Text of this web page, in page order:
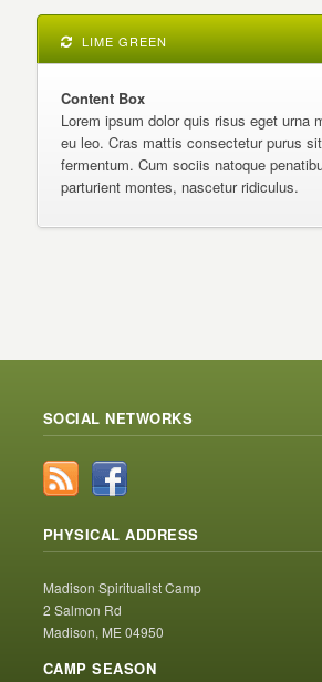
LIME GREEN
Content Box
Lorem ipsum dolor quis risus eget urna
eu leo. Cras mattis consectetur purus
fermentum. Cum sociis natoque
parturient montes, nascetur ridiculus.
SOCIAL NETWORKS
PHYSICAL ADDRESS
Madison Spiritualist Camp
2 Salmon Rd
Madison, ME 04950
CAMP SEASON